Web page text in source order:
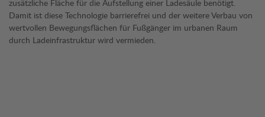
zusätzliche Fläche für die Aufstellung einer Ladesäule benötigt.
Damit ist diese Technologie barrierefrei und der weitere Verbau von
wertvollen Bewegungsflächen für Fußgänger im urbanen Raum
durch Ladeinfrastruktur wird vermieden.